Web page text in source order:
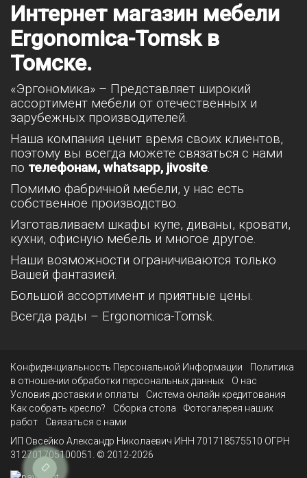
Интернет магазин мебели
Ergonomica-Tomsk в
Томске.
«Эргономика» – Представляет широкий
ассортимент мебели от отечественных и
зарубежных производителей.
Наша компания ценит время своих клиентов,
поэтому вы всегда можете связаться с нами
по телефонам, whatsapp, jivosite.
Помимо фабричной мебели, у нас есть
собственное производство.
Изготавливаем шкафы купе, диваны, кровати,
кухни, офисную мебель и многое другое.
Наши возможности ограничиваются только
Вашей фантазией.
Большой ассортимент и приятные цены.
Всегда рады – Ergonomica-Tomsk.
Конфиденциальность Персональной Информации
Политика
в отношении обработки персональных данных
О нас
Условия доставки и оплаты
Система онлайн кредитования
Как собрать кресло?
Сборка стола
Фотогалерея наших
работ
Связаться с нами
ИП Овсейко Александр Николаевич ИНН 701718575510 ОГРН
312701705100051. © 2012-2026